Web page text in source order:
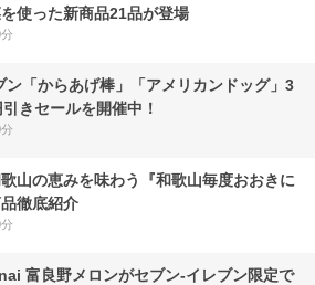
使った新商品21品が登場
ン「からあげ棒」「アメリカンドッグ」3
きセールを開催中！
山の恵みを味わう『和歌山毎度おおきに
徹底紹介
富良野メロンがセブン‐イレブン限定で